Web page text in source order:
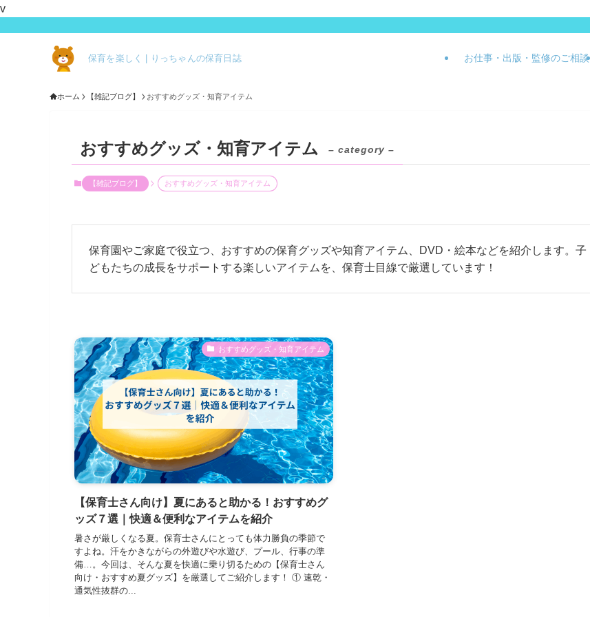
v
保育を楽しく | りっちゃんの保育日誌 お仕事・出版・監修のご相談
ホーム 【雑記ブログ】 おすすめグッズ・知育アイテム
おすすめグッズ・知育アイテム – category –
【雑記ブログ】 おすすめグッズ・知育アイテム
保育園やご家庭で役立つ、おすすめの保育グッズや知育アイテム、DVD・絵本などを紹介します。子
どもたちの成長をサポートする楽しいアイテムを、保育士目線で厳選しています！
おすすめグッズ・知育アイテム
【保育士さん向け】夏にあると助かる！おすすめグ
ッズ７選｜快適＆便利なアイテムを紹介
暑さが厳しくなる夏。保育士さんにとっても体力勝負の季節で
すよね。汗をかきながらの外遊びや水遊び、プール、行事の準
備…。今回は、そんな夏を快適に乗り切るための【保育士さん
向け・おすすめ夏グッズ】を厳選してご紹介します！ ① 速乾・
通気性抜群の...